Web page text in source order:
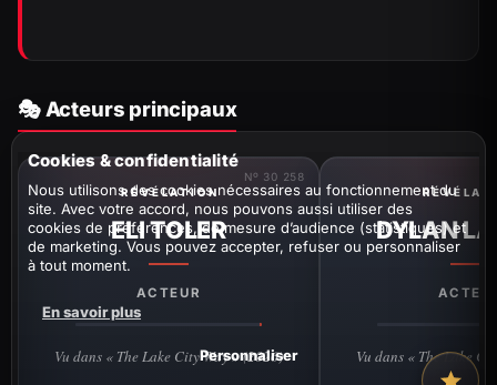
🎭 Acteurs principaux
Nº 30 258
RÉVÉLATION
ELI TOLER
ACTEUR
Vu dans « The Lake City Way » (2026)
DYLAN
Vu dans « The Lake
Cookies & confidentialité
Nous utilisons des cookies nécessaires au fonctionnement du
site. Avec votre accord, nous pouvons aussi utiliser des
cookies de préférences, de mesure d’audience (statistiques) et
de marketing. Vous pouvez accepter, refuser ou personnaliser
à tout moment.
En savoir plus
Personnaliser